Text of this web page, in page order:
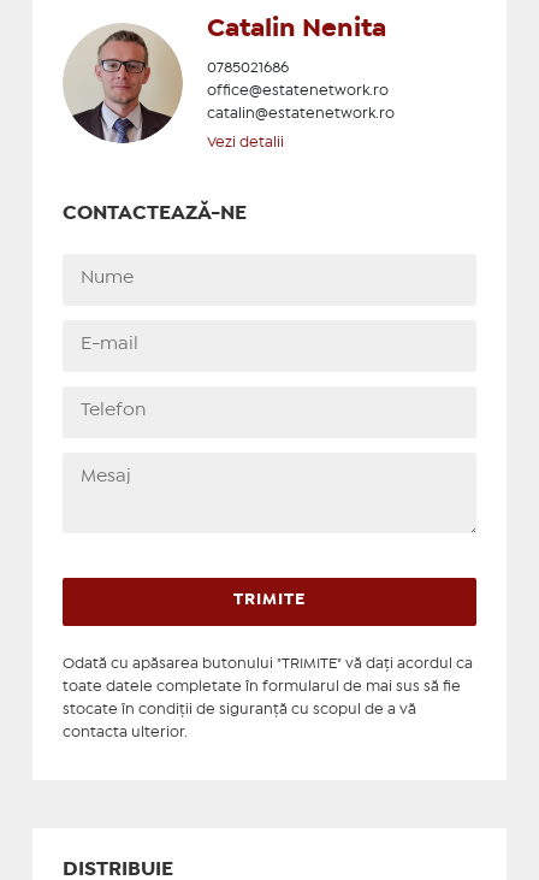
Catalin Nenita
0785021686
office@estatenetwork.ro
catalin@estatenetwork.ro
Vezi detalii
CONTACTEAZĂ-NE
Odată cu apăsarea butonului "TRIMITE" vă daţi acordul ca
toate datele completate în formularul de mai sus să fie
stocate în condiţii de siguranţă cu scopul de a vă
contacta ulterior.
DISTRIBUIE